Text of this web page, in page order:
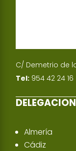
C/ Demetrio de
Tel: 954 42 24 16
Almería
Cádiz